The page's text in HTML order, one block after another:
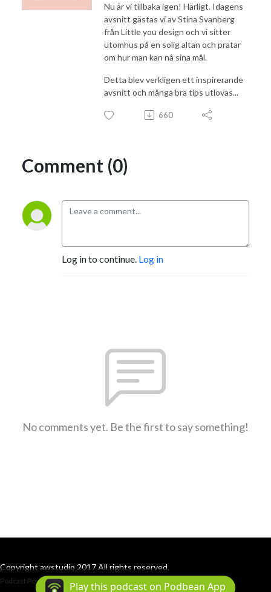
Nu är vi tillbaka igen! Härligt. Idagens
avsnitt gästas vi av Stina Svanberg
från Little you design och vi sitter
utomhus på en solig altan och pratar
om hur man kan nå sina mål.
Detta blev verkligen ett inspirerande
avsnitt och många bra tips utlovas...
660
Comment (0)
Log in to continue. Log in
No comments yet. Be the first to say something!
Copyright awstudio 2017 All rights reserved.
Podcast Powered By Podbean
Play this podcast on Podbean App